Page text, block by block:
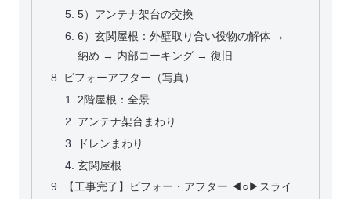
5）アンテナ架台の交換
6）玄関屋根：外壁取り合い役物の解体 →
納め → 内部コーキング → 復旧
ビフォーアフター（写真）
2階屋根：全景
アンテナ架台まわり
ドレンまわり
玄関屋根
【工事完了】ビフォー・アフター ◀︎○▶︎スライ